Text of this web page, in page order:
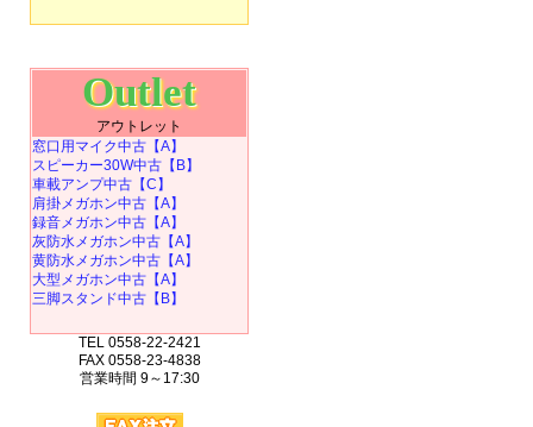
Outlet
アウトレット
窓口用マイク中古【A】
スピーカー30W中古【B】
車載アンプ中古【C】
肩掛メガホン中古【A】
録音メガホン中古【A】
灰防水メガホン中古【A】
黄防水メガホン中古【A】
大型メガホン中古【A】
三脚スタンド中古【B】
TEL 0558-22-2421
FAX 0558-23-4838
営業時間 9～17:30